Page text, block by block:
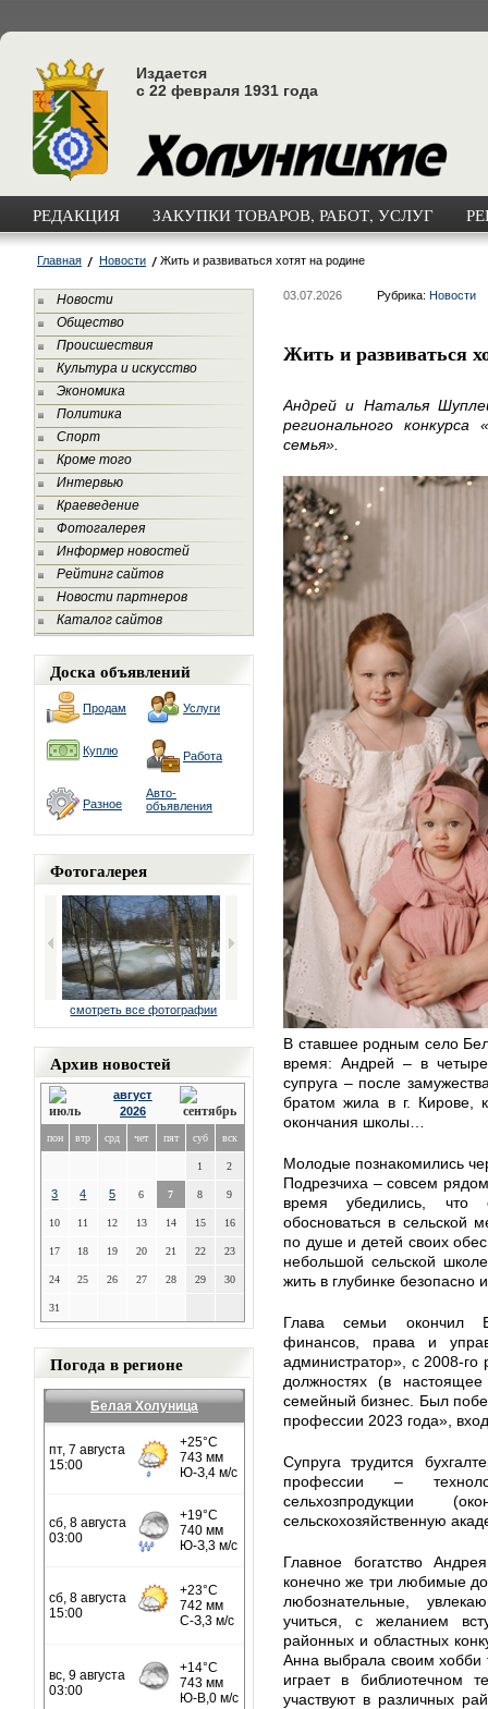
Издается
с 22 февраля 1931 года
РЕДАКЦИЯ ЗАКУПКИ ТОВАРОВ, РАБОТ, УСЛУГ
Главная Новости Жить и развиваться хотят на родине
Новости
Общество
Происшествия
Культура и искусство
Экономика
Политика
Спорт
Кроме того
Интервью
Краеведение
Фотогалерея
Информер новостей
Рейтинг сайтов
Новости партнеров
Каталог сайтов
Доска объявлений
Продам Услуги
Куплю Работа
Разное
Авто-
объявления
Фотогалерея
смотреть все фотографии
Архив новостей
август
2026
пон втр срд чет пят суб вск
1 2
3 4 5 6 7 8 9
10 11 12 13 14 15 16
17 18 19 20 21 22 23
24 25 26 27 28 29 30
31
Погода в регионе
Белая Холуница
03.07.2026 Рубрика: Новости
Жить и развиваться
Андрей и Наталья
регионального
семья».
В ставшее родным село
время: Андрей – в
супруга – после
братом жила в г. Кирове,
окончания школы…
Молодые познакомились
Подрезчиха – совсем
время убедились, что
обосноваться в сельской
по душе и детей своих
небольшой сельской
жить в глубинке безопасно
Глава семьи окончил
финансов, права и
администратор», с 2008-
должностях (в
семейный бизнес. Был
профессии 2023 года»,
Супруга трудится
профессии –
сельхозпродукции
сельскохозяйственную
Главное богатство
конечно же три любимые
любознательные,
учиться, с желанием
районных и областных
Анна выбрала своим хобби
играет в библиотечном
участвуют в различных